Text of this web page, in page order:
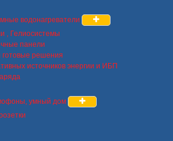
водонагреватели
, Гелиосистемы
панели
готовые решения
источников энергии и ИБП
умный дом